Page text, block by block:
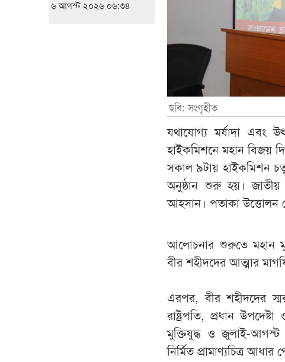
৬ আগস্ট ২০২৬ ০৬:৩৪
ছবি: সংগৃহীত
যথাযোগ্য মর্যাদা এবং
হাইকমিশনে মহান বিজয়
সকাল ৯টায় হাইকমিশন
অনুষ্ঠান শুরু হয়।
আহসান। পতাকা উত্তোলন
আলোচনার শুরুতে মহান
বীর শহীদদের আত্মার
এরপর, বীর শহীদদের
রাষ্ট্রপতি, প্রধান
মুক্তিযুদ্ধ ও জুলাই-আগস্ট
নির্মিত প্রামাণ্যচিত্র আধার